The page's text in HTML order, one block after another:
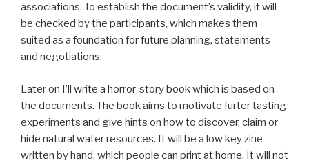
associations. To establish the document’s validity, it will
be checked by the participants, which makes them
suited as a foundation for future planning, statements
and negotiations.
Later on I’ll write a horror-story book which is based on
the documents. The book aims to motivate furter tasting
experiments and give hints on how to discover, claim or
hide natural water resources. It will be a low key zine
written by hand, which people can print at home. It will not